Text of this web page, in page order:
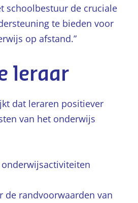
schoolbestuur de cruciale
te bieden voor
op afstand.”
leraar
dat leraren positiever
van het onderwijs
de randvoorwaarden van